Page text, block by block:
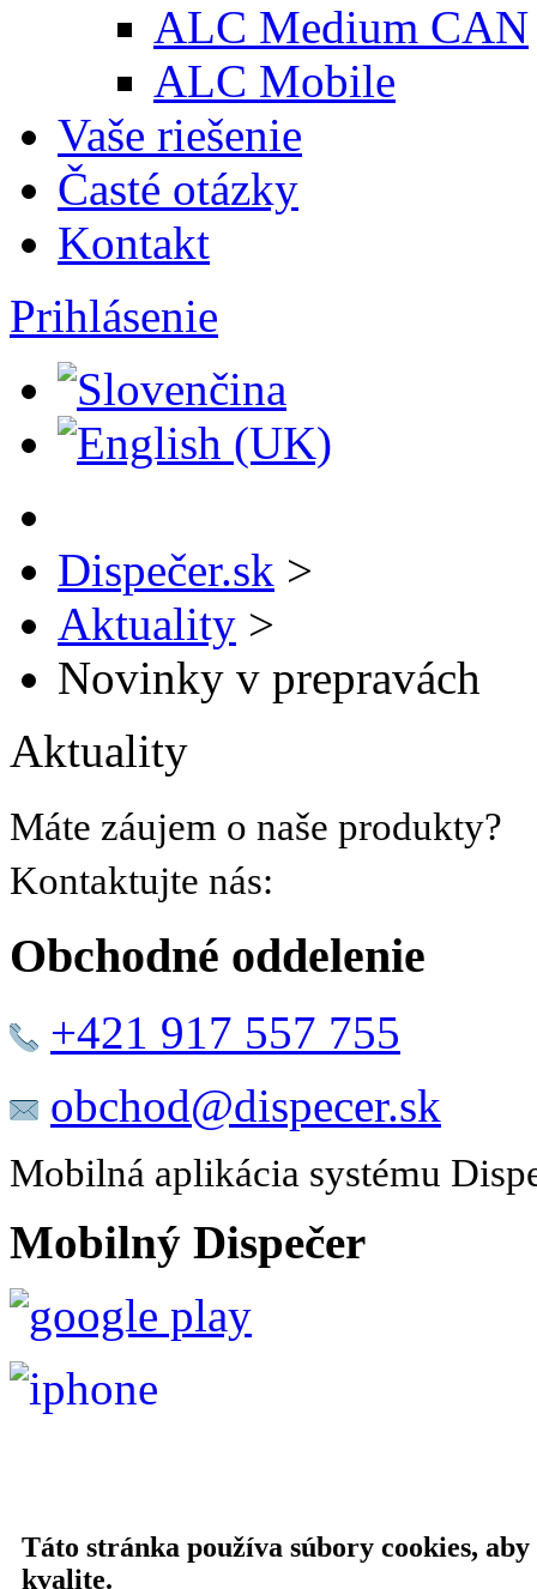
ALC Medium CAN
ALC Mobile
Vaše riešenie
Časté otázky
Kontakt
Prihlásenie
Dispečer.sk >
Aktuality >
Novinky v prepravách
Aktuality
Máte záujem o naše produkty?
Kontaktujte nás:
Obchodné oddelenie
+421 917 557 755
obchod@dispecer.sk
Mobilná aplikácia systému
Mobilný Dispečer
Táto stránka používa súbory cookies,
kvalite.